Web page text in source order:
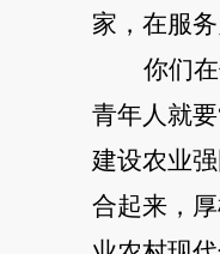
家，在服
你们
青年人就要
建设农业
合起来，